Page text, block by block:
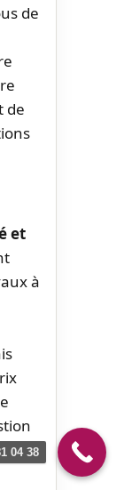
de
de
et
à
04 38